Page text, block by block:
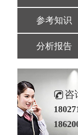
参考知识
分析报告
咨